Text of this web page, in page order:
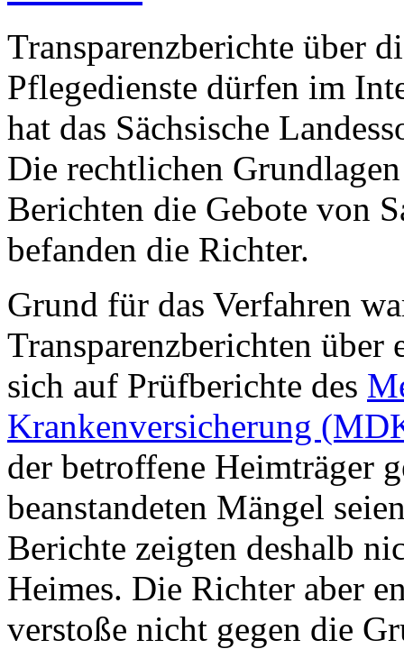
Transparenzberichte über
Pflegedienste dürfen im
hat das Sächsische
Die rechtlichen
Berichten die Gebote von
befanden die Richter.
Grund für das Verfahren
Transparenzberichten über
sich auf Prüfberichte des
Krankenversicherung
der betroffene Heimträger
beanstandeten Mängel
Berichte zeigten deshalb
Heimes. Die Richter aber
verstoße nicht gegen die